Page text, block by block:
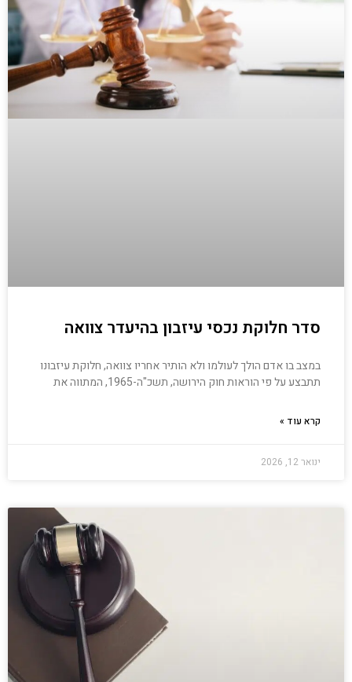
סדר חלוקת נכסי עיזבון בהיעדר צוואה
במצב בו אדם הולך לעולמו ולא הותיר אחריו צוואה, חלוקת עיזבונו
תתבצע על פי הוראות חוק הירושה, תשכ"ה-1965, המתווה את
קרא עוד »
ינואר 12, 2026